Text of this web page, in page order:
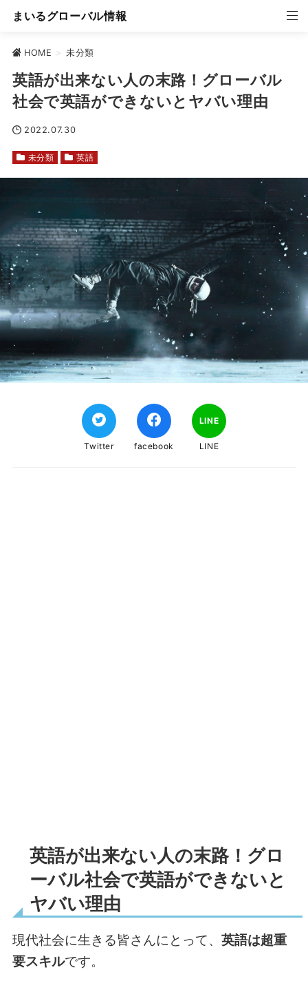
まいるグローバル情報
HOME > 未分類
英語が出来ない人の末路！グローバル
社会で英語ができないとヤバい理由
2022.07.30
未分類 英語
Twitter facebook
LINE
LINE
英語が出来ない人の末路！グロ
ーバル社会で英語ができないと
ヤバい理由
現代社会に生きる皆さんにとって、 英語は超重
要スキルです。